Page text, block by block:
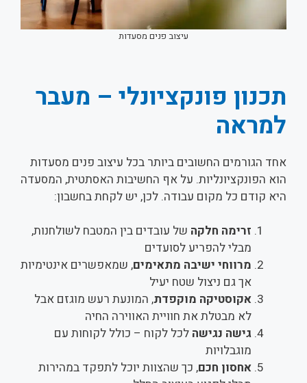
עיצוב פנים מסעדות
תכנון פונקציונלי – מעבר
למראה
אחד הגורמים החשובים ביותר בכל עיצוב פנים מסעדות
הוא הפונקציונליות. על אף החשיבות האסתטית, המסעדה
היא קודם כל מקום עבודה. לכן, יש לקחת בחשבון:
זרימה חלקה של עובדים בין המטבח לשולחנות,
מבלי להפריע לסועדים
מרווחי ישיבה מתאימים, שמאפשרים אינטימיות
אך גם ניצול שטח יעיל
אקוסטיקה מוקפדת, המונעת רעש מוגזם אבל
לא מבטלת את חוויית האווירה החיה
גישה נגישה לכל לקוח – כולל לקוחות עם
מוגבלויות
אחסון חכם, כך שהצוות יוכל לתפקד במהירות